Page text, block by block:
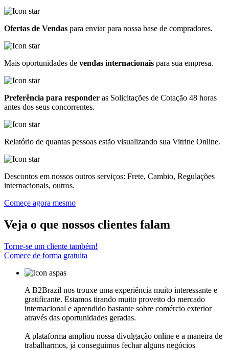
Ofertas de Vendas para enviar para nossa base de compradores.
Mais oportunidades de vendas internacionais para sua empresa.
Preferência para responder as Solicitações de Cotação 48 horas
antes dos seus concorrentes.
Relatório de quantas pessoas estão visualizando sua Vitrine Online.
Descontos em nossos outros serviços: Frete, Cambio, Regulações
internacionais, outros.
Começe agora mesmo
Veja o que nossos clientes falam
Torne-se um cliente também!
Comece de forma gratuita
A B2Brazil nos trouxe uma experiência muito interessante e
gratificante. Estamos tirando muito proveito do mercado
internacional e aprendido bastante sobre comércio exterior
através das oportunidades geradas.
A plataforma ampliou nossa divulgação online e a maneira de
trabalharmos, já conseguimos fechar alguns negócios